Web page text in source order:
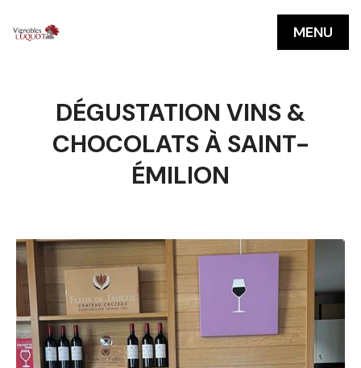
MENU
DÉGUSTATION VINS &
CHOCOLATS À SAINT-
ÉMILION